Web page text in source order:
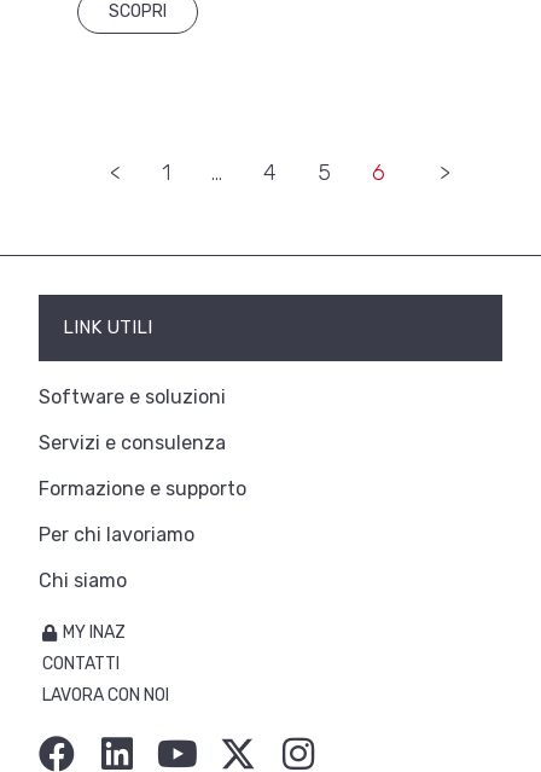
SCOPRI
1 … 4 5 6
LINK UTILI
Software e soluzioni
Servizi e consulenza
Formazione e supporto
Per chi lavoriamo
Chi siamo
MY INAZ
CONTATTI
LAVORA CON NOI